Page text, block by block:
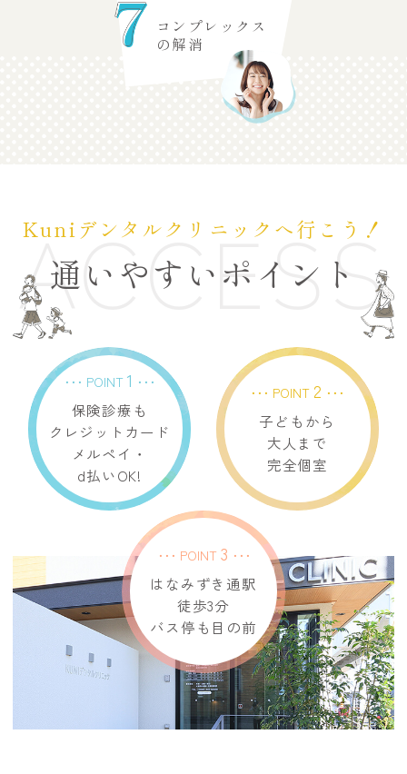
コンプレックス
の解消
ACCESS
Kuniデンタルクリニックへ行こう！
通いやすいポイント
･･･ POINT1 ･･･
保険診療も
クレジットカード
メルペイ・
d払いOK!
･･･ POINT 2 ･･･
子どもから
大人まで
完全個室
･･･ POINT3 ･･･
はなみずき通駅
徒歩3分
バス停も目の前